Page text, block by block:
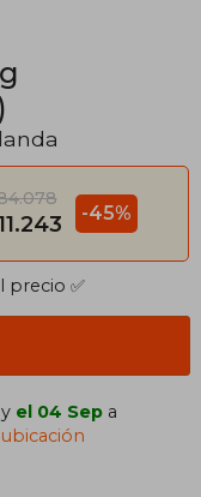
-45%
precio ✅
y el 04 Sep a